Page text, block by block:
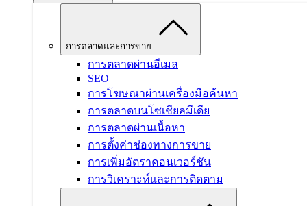
การตลาดและการขาย
การตลาดผ่านอีเมล
SEO
การโฆษณาผ่านเครื่องมือค้นหา
การตลาดบนโซเชียลมีเดีย
การตลาดผ่านเนื้อหา
การตั้งค่าช่องทางการขาย
การเพิ่มอัตราคอนเวอร์ชัน
การวิเคราะห์และการติดตาม